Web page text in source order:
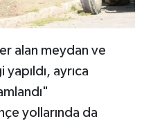
alan meydan ve
ayrıca
yollarında da